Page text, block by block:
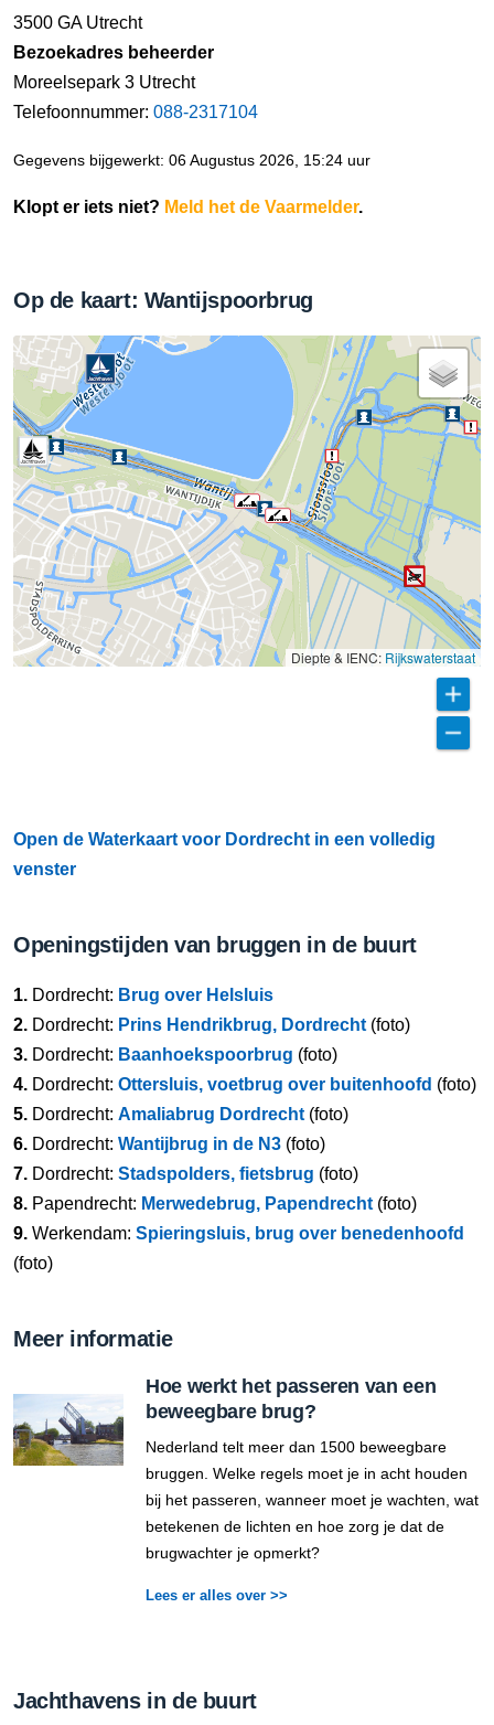
3500 GA Utrecht
Bezoekadres beheerder
Moreelsepark 3 Utrecht
Telefoonnummer: 088-2317104
Gegevens bijgewerkt: 06 Augustus 2026, 15:24 uur
Klopt er iets niet? Meld het de Vaarmelder.
Op de kaart: Wantijspoorbrug
Diepte & IENC: Rijkswaterstaat
Open de Waterkaart voor Dordrecht in een volledig
venster
Openingstijden van bruggen in de buurt
1. Dordrecht: Brug over Helsluis
2. Dordrecht: Prins Hendrikbrug, Dordrecht (foto)
3. Dordrecht: Baanhoekspoorbrug (foto)
4. Dordrecht: Ottersluis, voetbrug over buitenhoofd (foto)
5. Dordrecht: Amaliabrug Dordrecht (foto)
6. Dordrecht: Wantijbrug in de N3 (foto)
7. Dordrecht: Stadspolders, fietsbrug (foto)
8. Papendrecht: Merwedebrug, Papendrecht (foto)
9. Werkendam: Spieringsluis, brug over benedenhoofd
(foto)
Meer informatie
Hoe werkt het passeren van een
beweegbare brug?
Nederland telt meer dan 1500 beweegbare
bruggen. Welke regels moet je in acht houden
bij het passeren, wanneer moet je wachten, wat
betekenen de lichten en hoe zorg je dat de
brugwachter je opmerkt?
Lees er alles over >>
Jachthavens in de buurt